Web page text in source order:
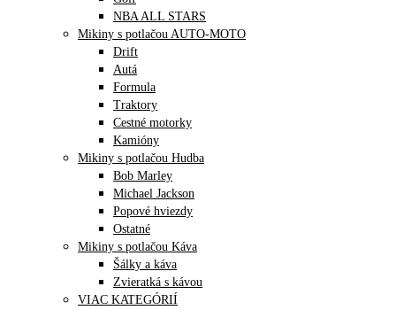
NBA ALL STARS
Mikiny s potlačou AUTO-MOTO
Drift
Autá
Formula
Traktory
Cestné motorky
Kamióny
Mikiny s potlačou Hudba
Bob Marley
Michael Jackson
Popové hviezdy
Ostatné
Mikiny s potlačou Káva
Šálky a káva
Zvieratká s kávou
VIAC KATEGÓRIÍ